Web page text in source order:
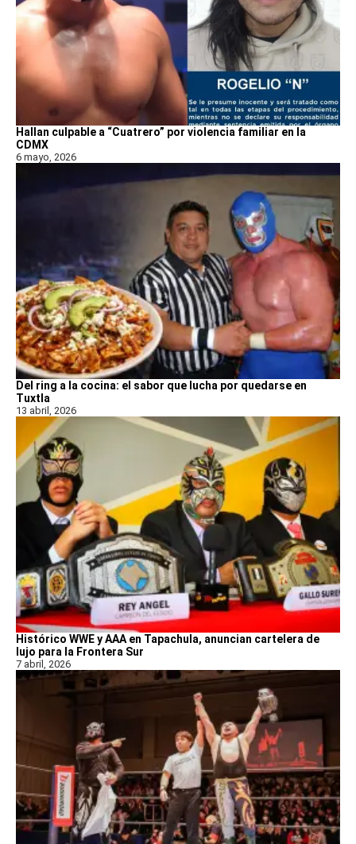
Hallan culpable a “Cuatrero” por violencia familiar en la
CDMX
6 mayo, 2026
Del ring a la cocina: el sabor que lucha por quedarse en
Tuxtla
13 abril, 2026
Histórico WWE y AAA en Tapachula, anuncian cartelera de
lujo para la Frontera Sur
7 abril, 2026